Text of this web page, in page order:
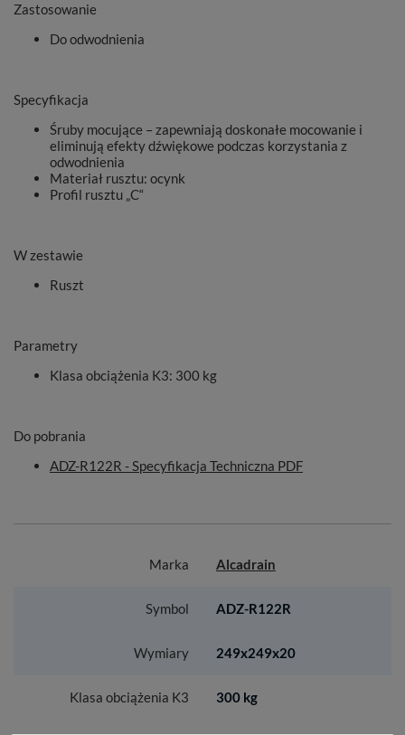
Zastosowanie
Do odwodnienia
Specyfikacja
Śruby mocujące – zapewniają doskonałe mocowanie i
eliminują efekty dźwiękowe podczas korzystania z
odwodnienia
Materiał rusztu: ocynk
Profil rusztu „C“
W zestawie
Ruszt
Parametry
Klasa obciążenia K3: 300 kg
Do pobrania
ADZ-R122R - Specyfikacja Techniczna PDF
Marka Alcadrain
Symbol ADZ-R122R
Wymiary 249x249x20
Klasa obciążenia K3 300 kg